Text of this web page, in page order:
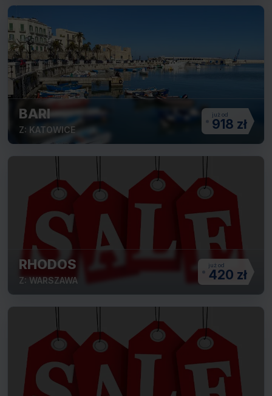
BARI
Z: KATOWICE 918 zł
RHODOS
Z: WARSZAWA 420 zł